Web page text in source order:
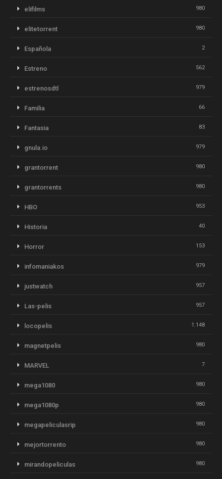
elifilms 980
elitetorrent 980
Española 2
Estreno 562
estrenosdtl 979
Familia 66
Fantasia 83
gnula.io 979
grantorrent 980
grantorrents 980
HBO 953
Historia 40
Horror 153
infomaniakos 979
justwatch 957
Las-pelis 957
locopelis 1.148
magnetpelis 980
MARVEL 7
mega1080 980
mega1080p 980
megapeliculasrip 980
mejortorrento 980
mirandopeliculas 980